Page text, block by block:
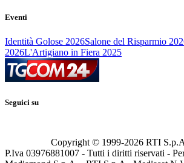
Eventi
Identità Golose 2026Salone del Risparmio
2026L'Artigiano in Fiera 2025
Seguici su
Copyright © 1999-2026 RTI
P.Iva 03976881007 - Tutti i diritti riservati -